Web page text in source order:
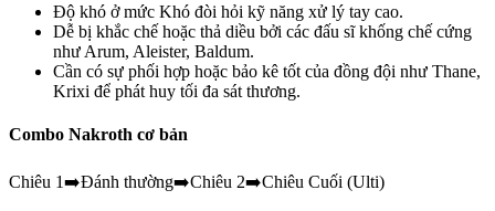
Độ khó ở mức Khó đòi hỏi kỹ năng xử lý tay cao.
Dễ bị khắc chế hoặc thả diều bởi các đấu sĩ khống chế cứng
như Arum, Aleister, Baldum.
Cần có sự phối hợp hoặc bảo kê tốt của đồng đội như Thane,
Krixi để phát huy tối đa sát thương.
Combo Nakroth cơ bản
Chiêu 1➡️Đánh thường➡️Chiêu 2➡️Chiêu Cuối (Ulti)